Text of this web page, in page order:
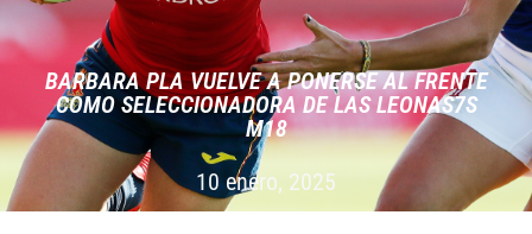
BARBARA PLA VUELVE A PONERSE AL FRENTE
COMO SELECCIONADORA DE LAS LEONAS7S
M18
10 enero, 2025